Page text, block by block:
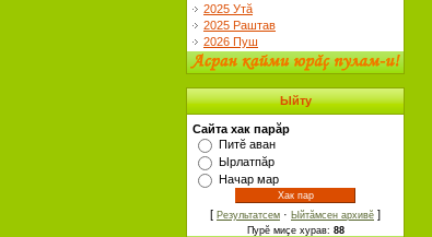
2025 Утă
2025 Раштав
2026 Пуш
Ыйту
Cайта хак парăр
Питĕ аван
Ырлатпăр
Начар мар
[ Результатсем · Ыйтăмсен архивĕ ]
Пурĕ миçе хурав: 88